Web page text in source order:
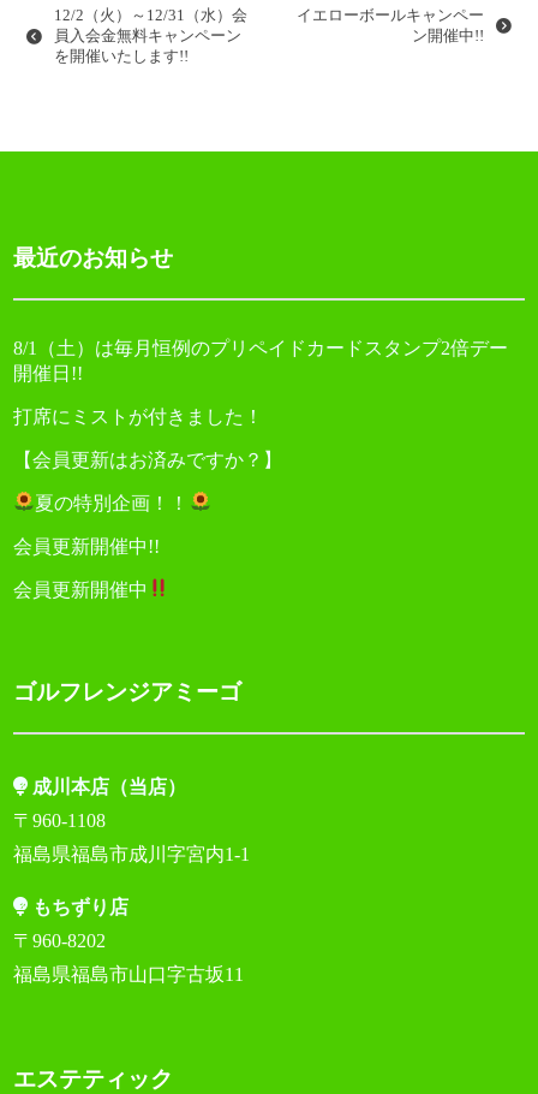
ビ
ン
12/2（火）～12/31（水）会
員入会金無料キャンペーン
を開催いたします!!
イエローボールキャンペー
ン開催中!!
最近のお知らせ
8/1（土）は毎月恒例のプリペイドカードスタンプ2倍デー
開催日!!
打席にミストが付きました！
【会員更新はお済みですか？】
夏の特別企画！！
会員更新開催中!!
会員更新開催中
ゴルフレンジアミーゴ
成川本店（当店）
〒960-1108
福島県福島市成川字宮内1-1
もちずり店
〒960-8202
福島県福島市山口字古坂11
エステティック